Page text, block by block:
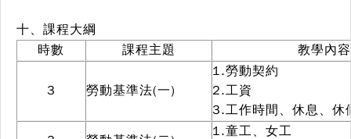
十、課程大綱
時數
課程主題 教學內容
3 勞動基準法(一)
1.勞動契約
2.工資
3.工作時間、休息、休
1.童工、女工